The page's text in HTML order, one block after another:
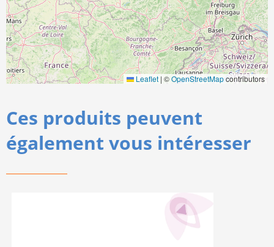
Leaflet | ©OpenStreetMapcontributors
Ces produits peuvent
également vous intéresser